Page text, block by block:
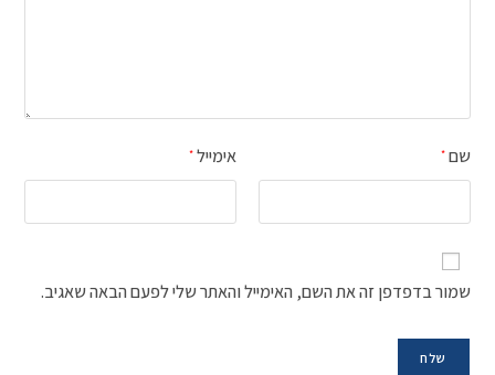
שם* אימייל *
שמור בדפדפן זה את השם, האימייל והאתר שלי לפעם הבאה שאגיב.